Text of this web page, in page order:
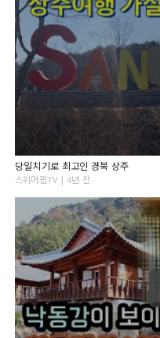
당일치기로 최고인 경북 상주
스위머팝TV | 4년 전